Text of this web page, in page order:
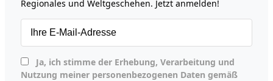
Regionales und Weltgeschehen. Jetzt anmelden!
Nutzung meiner personenbezogenen Daten gemäß